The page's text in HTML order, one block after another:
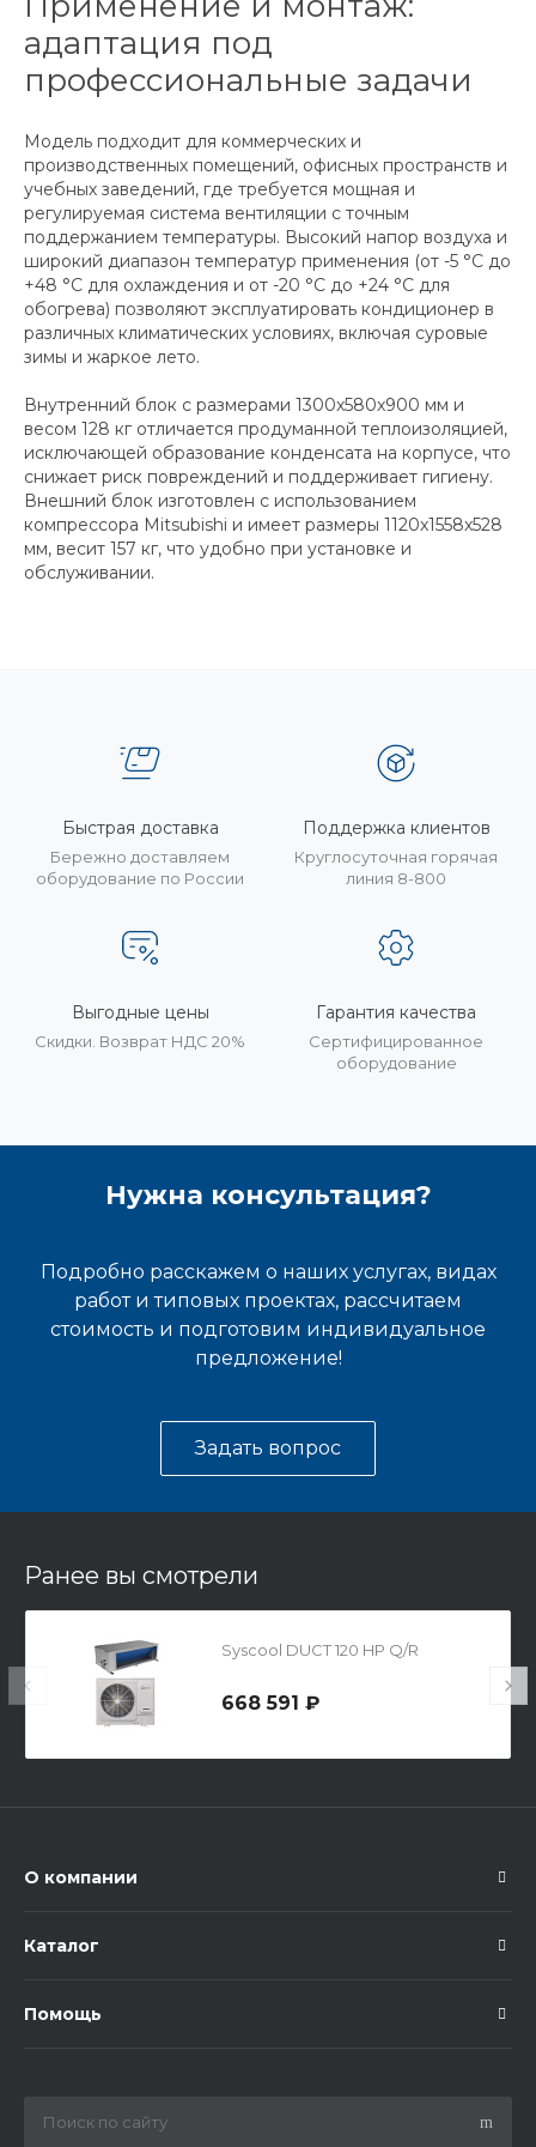
адаптация под
профессиональные задачи
Модель подходит для коммерческих и
производственных помещений, офисных пространств и
учебных заведений, где требуется мощная и
регулируемая система вентиляции с точным
поддержанием температуры. Высокий напор воздуха и
широкий диапазон температур применения (от -5 °C до
+48 °C для охлаждения и от -20 °C до +24 °C для
обогрева) позволяют эксплуатировать кондиционер в
различных климатических условиях, включая суровые
зимы и жаркое лето.
Внутренний блок с размерами 1300x580x900 мм и
весом 128 кг отличается продуманной теплоизоляцией,
исключающей образование конденсата на корпусе, что
снижает риск повреждений и поддерживает гигиену.
Внешний блок изготовлен с использованием
компрессора Mitsubishi и имеет размеры 1120x1558x528
мм, весит 157 кг, что удобно при установке и
обслуживании.
Быстрая доставка
Бережно доставляем
оборудование по России
Поддержка клиентов
Круглосуточная горячая
линия 8-800
Выгодные цены
Скидки. Возврат НДС 20%
Гарантия качества
Сертифицированное
оборудование
Нужна консультация?
Подробно расскажем о наших услугах, видах
работ и типовых проектах, рассчитаем
стоимость и подготовим индивидуальное
предложение!
Задать вопрос
Ранее вы смотрели
Syscool DUCT 120 HP Q/R
668 591 ₽
О компании
Каталог
Помощь